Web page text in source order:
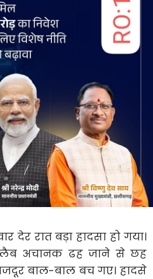
देर रात बड़ा हादसा हो गया।
स्लैब अचानक ढह जाने से छह
बाल-बाल बच गए। हादसे